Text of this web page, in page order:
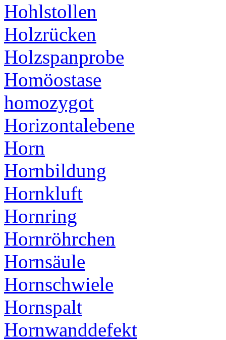
Hohlstollen
Holzrücken
Holzspanprobe
Homöostase
homozygot
Horizontalebene
Horn
Hornbildung
Hornkluft
Hornring
Hornröhrchen
Hornsäule
Hornschwiele
Hornspalt
Hornwanddefekt